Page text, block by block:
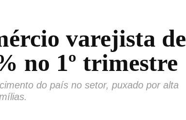
varejista de
no 1º trimestre
do país no setor, puxado por alta